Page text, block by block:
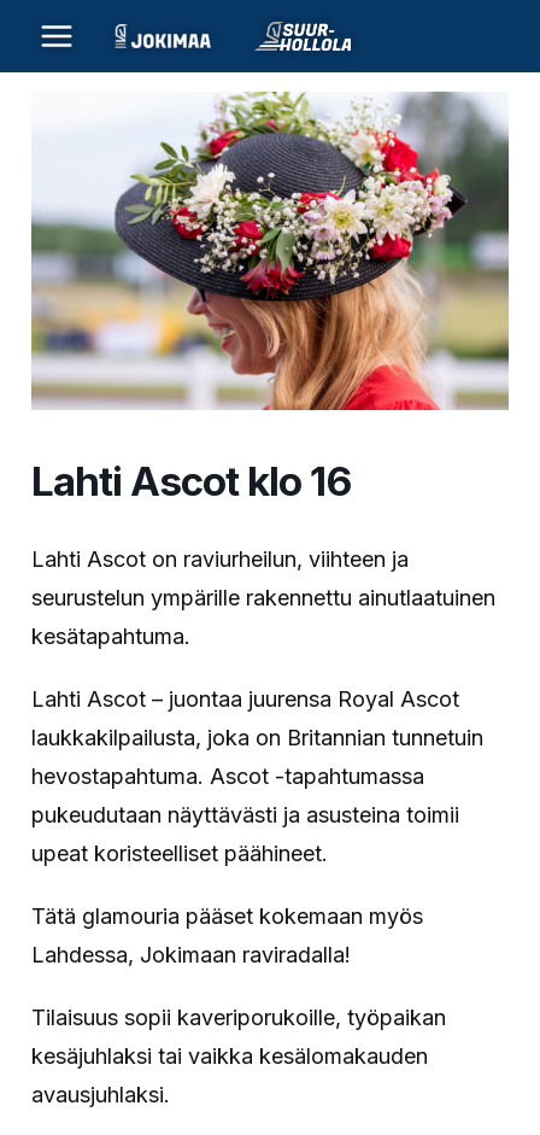
sisältöön
Lahti Ascot klo 16
Lahti Ascot on raviurheilun, viihteen ja
seurustelun ympärille rakennettu ainutlaatuinen
kesätapahtuma.
Lahti Ascot – juontaa juurensa Royal Ascot
laukkakilpailusta, joka on Britannian tunnetuin
hevostapahtuma. Ascot -tapahtumassa
pukeudutaan näyttävästi ja asusteina toimii
upeat koristeelliset päähineet.
Tätä glamouria pääset kokemaan myös
Lahdessa, Jokimaan raviradalla!
Tilaisuus sopii kaveriporukoille, työpaikan
kesäjuhlaksi tai vaikka kesälomakauden
avausjuhlaksi.